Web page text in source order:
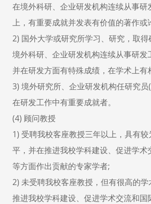
在境外科研、企业研发机构连续从事研
上，有重要成就并发表有价值的著作或
2) 国外大学或研究所学习、研究，取
境外科研、企业研发机构连续从事研发
并在研发方面有特殊成绩，在学术上有
3) 境外研究所、企业研发机构任研究
在研发工作中有重要成就者。
(4) 顾问教授
1) 受聘我校客座教授三年以上，具有
平，并在推进我校学科建设、促进学术
等方面作出贡献的专家学者;
2) 未受聘我校客座教授，但有很高的
推进我校学科建设、促进学术交流和国